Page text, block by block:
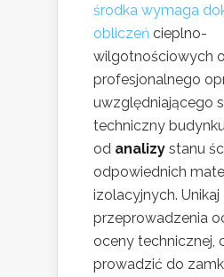
środka wymaga
obliczeń cieplno-
wilgotnościowych
profesjonalnego
uwzględniającego
techniczny
od analizy stanu
odpowiednich
izolacyjnych. Unikaj
przeprowadzenia
oceny technicznej,
prowadzić do